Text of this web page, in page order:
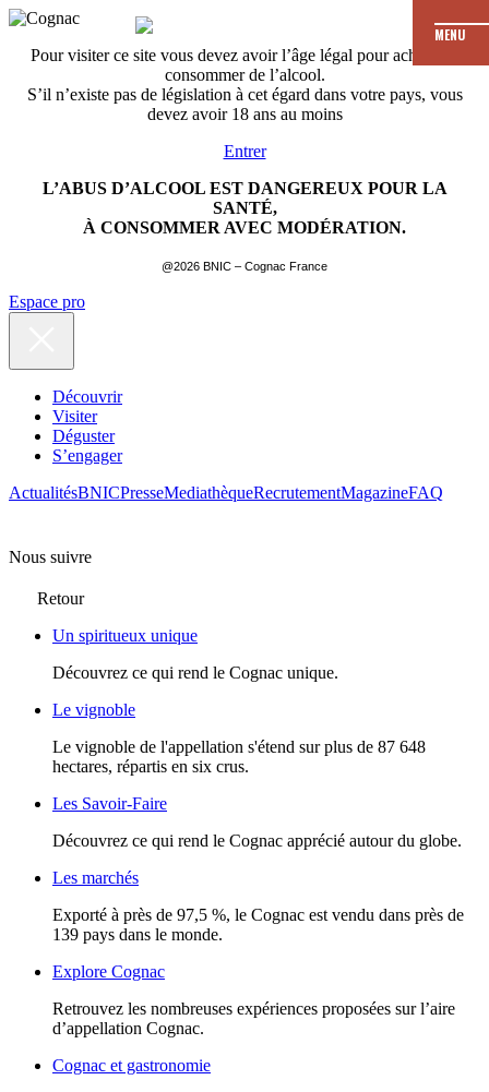
Pour visiter ce site vous devez avoir l’âge légal pour acheter et
consommer de l’alcool.
S’il n’existe pas de législation à cet égard dans votre pays, vous
devez avoir 18 ans au moins
Entrer
L’ABUS D’ALCOOL EST DANGEREUX POUR LA
SANTÉ,
À CONSOMMER AVEC MODÉRATION.
@2026 BNIC – Cognac France
MENU
Espace pro
Découvrir
Visiter
Déguster
S’engager
ActualitésBNICPresseMediathèqueRecrutementMagazineFAQ
Nous suivre
Retour
Un spiritueux unique
Découvrez ce qui rend le Cognac unique.
Le vignoble
Le vignoble de l'appellation s'étend sur plus de 87 648
hectares, répartis en six crus.
Les Savoir-Faire
Découvrez ce qui rend le Cognac apprécié autour du globe.
Les marchés
Exporté à près de 97,5 %, le Cognac est vendu dans près de
139 pays dans le monde.
Explore Cognac
Retrouvez les nombreuses expériences proposées sur l’aire
d’appellation Cognac.
Cognac et gastronomie